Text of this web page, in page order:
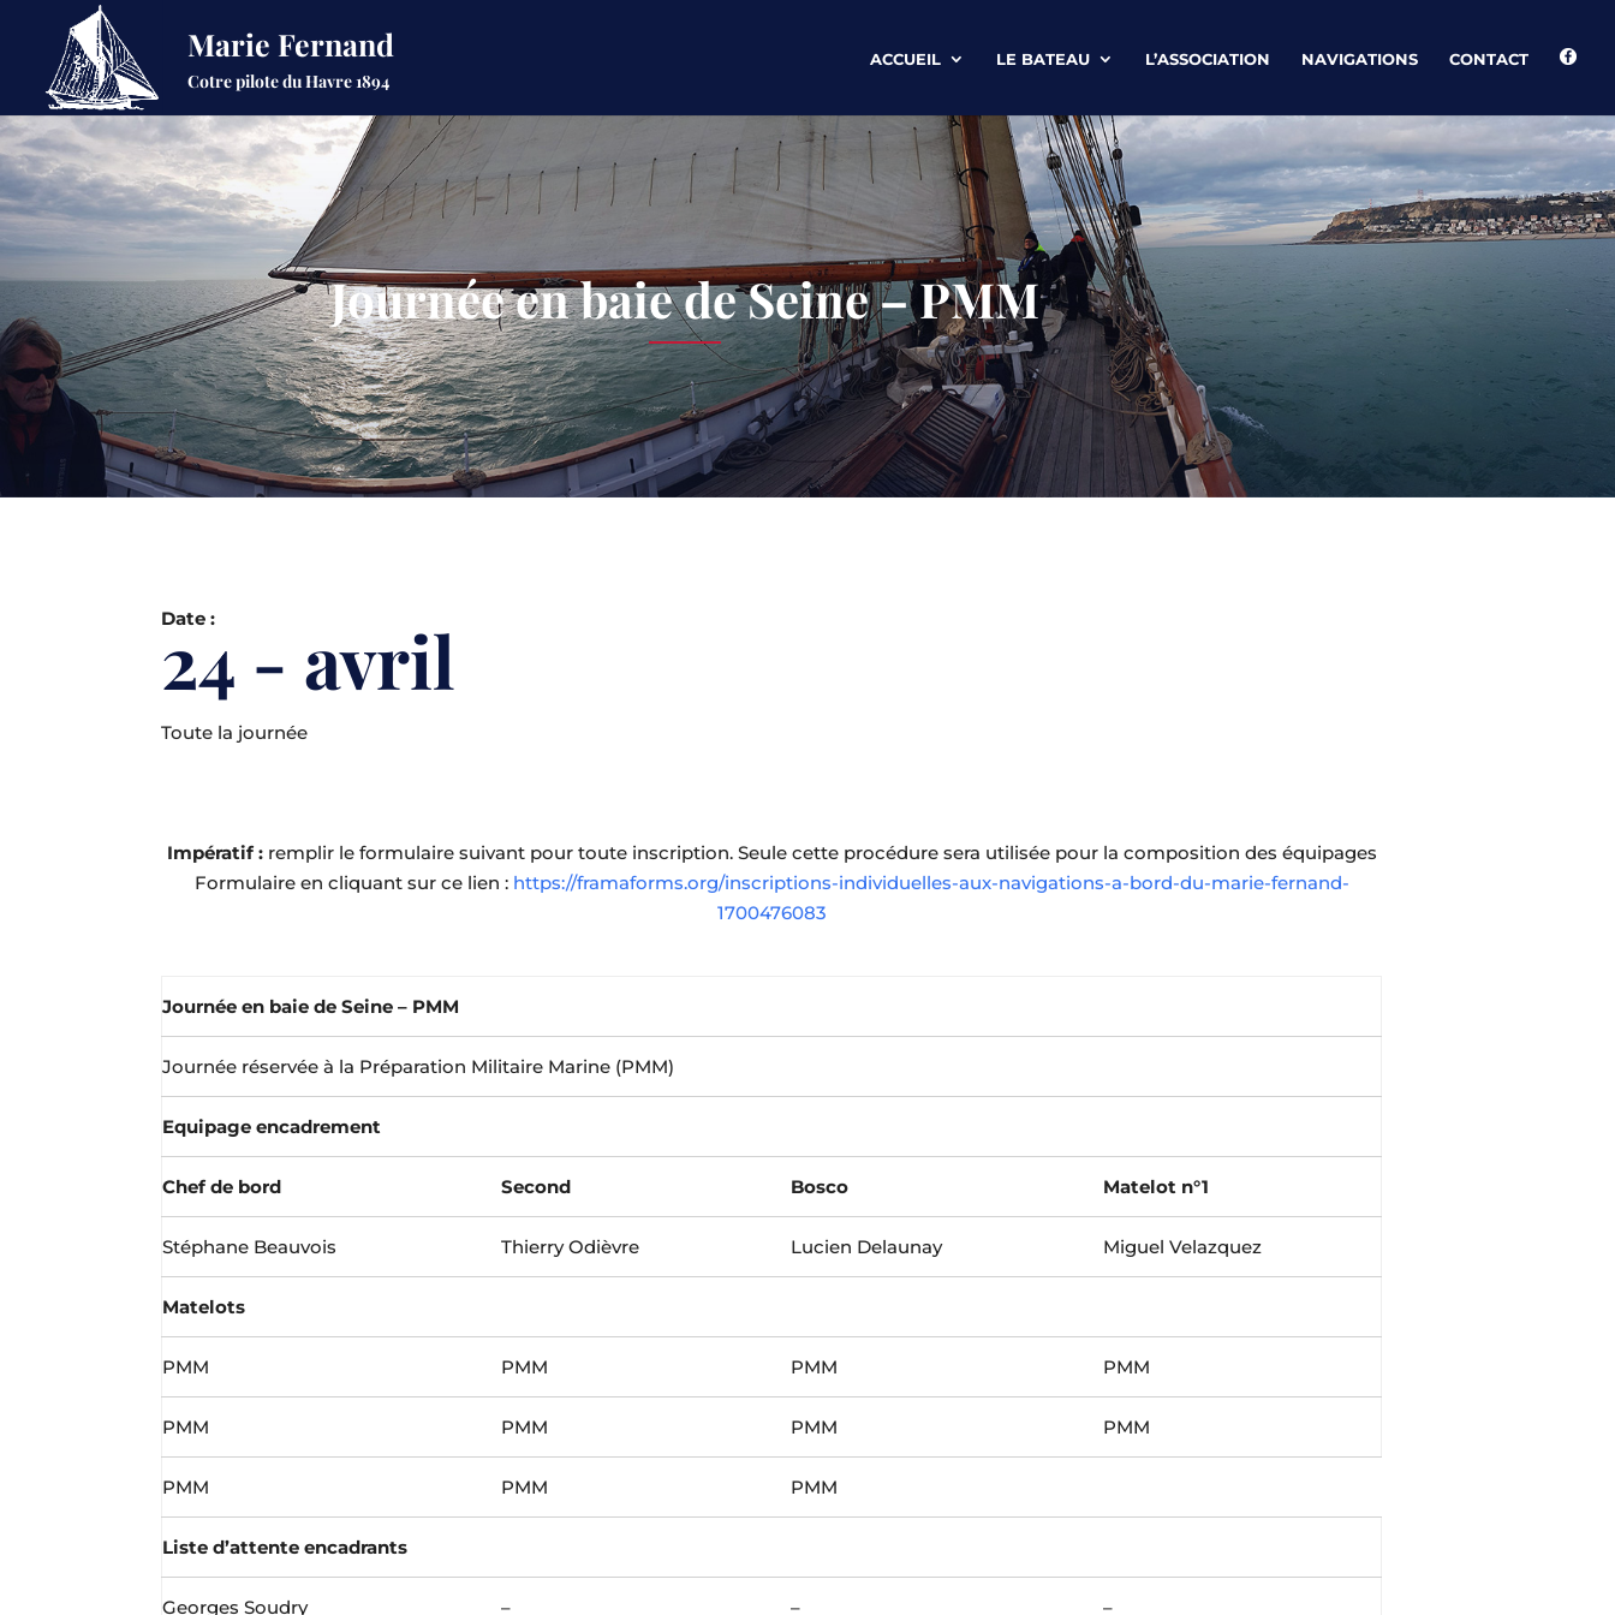
Marie Fernand
Cotre pilote du Havre 1894
ACCUEIL LE BATEAU L’ASSOCIATION NAVIGATIONS CONTACT
Journée en baie de Seine – PMM
Date :
24 - avril
Toute la journée
Impératif :remplir le formulaire suivant pour toute inscription. Seule cette procédure sera utilisée pour la composition des équipages
Formulaire en cliquant sur ce lien : https://framaforms.org/inscriptions-individuelles-aux-navigations-a-bord-du-marie-fernand-
1700476083
Journée en baie de Seine – PMM
Journée réservée à la Préparation Militaire Marine (PMM)
Equipage encadrement
Chef de bord Second Bosco Matelot n°1
Stéphane Beauvois Thierry Odièvre Lucien Delaunay Miguel Velazquez
Matelots
PMM PMM PMM PMM
PMM PMM PMM PMM
PMM PMM PMM
Liste d’attente encadrants
Georges Soudry – – –